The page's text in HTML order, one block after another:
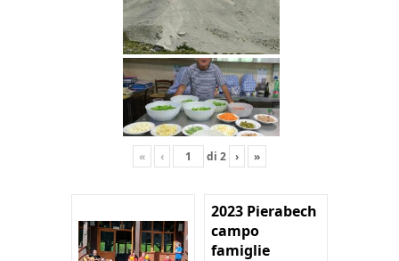
« ‹ di 2 › »
2023 Pierabech
campo
famiglie